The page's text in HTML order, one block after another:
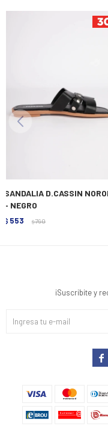
SANDALIA D.CASSIN
- NEGRO
$ 553 $ 790
¡Suscribite y
